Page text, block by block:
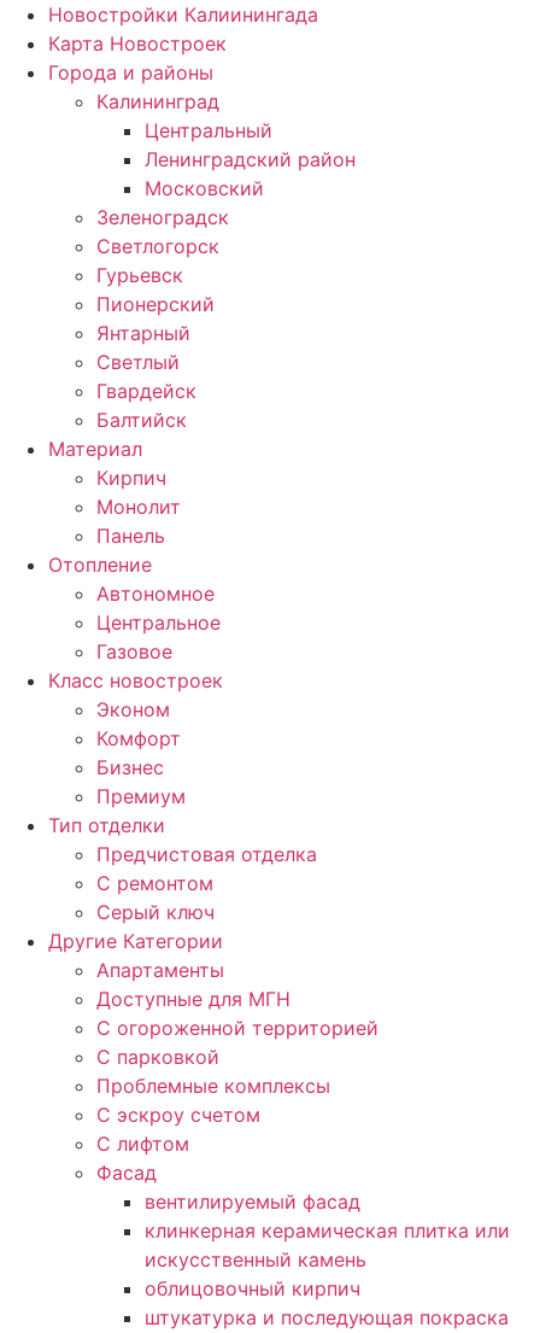
Новостройки Калиинингада
Карта Новостроек
Города и районы
Калининград
Центральный
Ленинградский район
Московский
Зеленоградск
Светлогорск
Гурьевск
Пионерский
Янтарный
Светлый
Гвардейск
Балтийск
Материал
Кирпич
Монолит
Панель
Отопление
Автономное
Центральное
Газовое
Класс новостроек
Эконом
Комфорт
Бизнес
Премиум
Тип отделки
Предчистовая отделка
С ремонтом
Серый ключ
Другие Категории
Апартаменты
Доступные для МГН
С огороженной территорией
С парковкой
Проблемные комплексы
С эскроу счетом
С лифтом
Фасад
вентилируемый фасад
клинкерная керамическая плитка или
искусственный камень
облицовочный кирпич
штукатурка и последующая покраска